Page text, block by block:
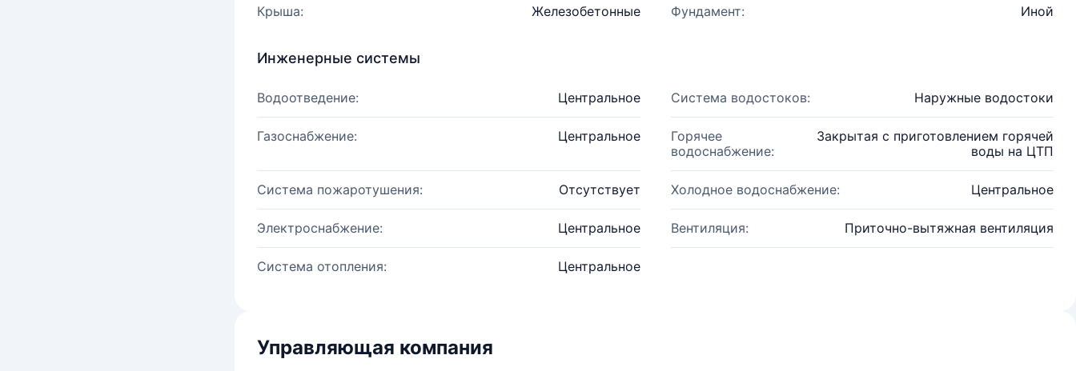
Крыша: Железобетонные Фундамент: Иной
Инженерные системы
Водоотведение: Центральное Система водостоков: Наружные водостоки
Газоснабжение: Центральное
Горячее
водоснабжение:
Закрытая с приготовлением горячей
воды на ЦТП
Система пожаротушения: Отсутствует Холодное водоснабжение: Центральное
Электроснабжение: Центральное Вентиляция: Приточно-вытяжная вентиляция
Система отопления: Центральное
Управляющая компания